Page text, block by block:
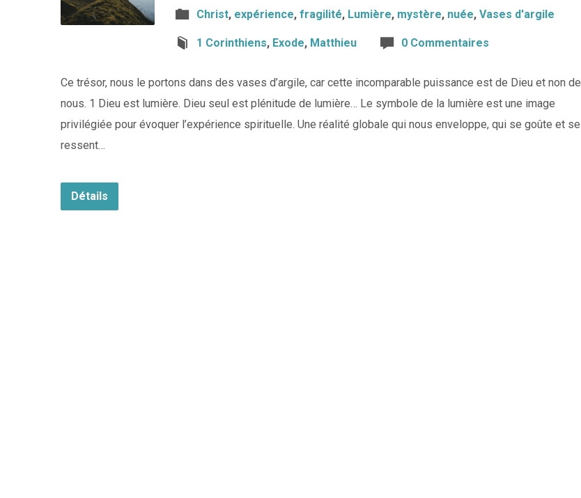
Christ, expérience, fragilité, Lumière, mystère, nuée, Vases d'argile
1 Corinthiens, Exode, Matthieu 0 Commentaires
Ce trésor, nous le portons dans des vases d’argile, car cette incomparable puissance est de Dieu et non de
nous. 1 Dieu est lumière. Dieu seul est plénitude de lumière… Le symbole de la lumière est une image
privilégiée pour évoquer l’expérience spirituelle. Une réalité globale qui nous enveloppe, qui se goûte et se
ressent…
Détails